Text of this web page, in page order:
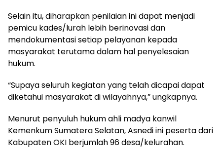
Selain itu, diharapkan penilaian ini dapat menjadi
pemicu kades/lurah lebih berinovasi dan
mendokumentasi setiap pelayanan kepada
masyarakat terutama dalam hal penyelesaian
hukum.
“Supaya seluruh kegiatan yang telah dicapai dapat
diketahui masyarakat di wilayahnya,” ungkapnya.
Menurut penyuluh hukum ahli madya kanwil
Kemenkum Sumatera Selatan, Asnedi ini peserta dari
Kabupaten OKI berjumlah 96 desa/kelurahan.